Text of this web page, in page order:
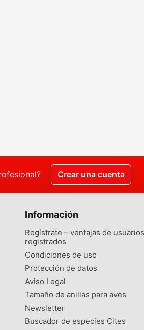
Crear una cuenta
Información
Regístrate – ventajas de usuarios
registrados
Condiciones de uso
Protección de datos
Aviso Legal
Tamaño de anillas para aves
Newsletter
Buscador de especies Cites